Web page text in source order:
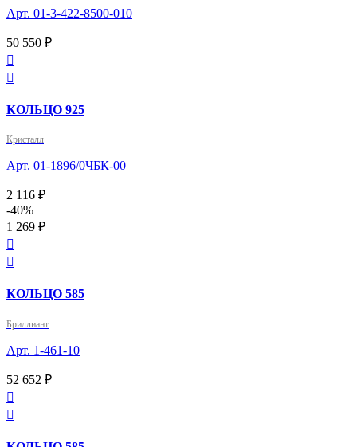
Арт. 01-3-422-8500-010
50 550 ₽


КОЛЬЦО 925
Кристалл
Арт. 01-1896/0ЧБК-00
2 116 ₽
-40%
1 269 ₽


КОЛЬЦО 585
Бриллиант
Арт. 1-461-10
52 652 ₽

